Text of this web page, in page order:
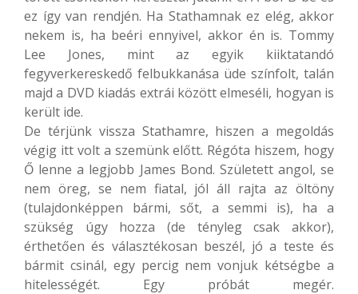
ez így van rendjén. Ha Stathamnak ez elég, akkor
nekem is, ha beéri ennyivel, akkor én is. Tommy
Lee Jones, mint az egyik kiiktatandó
fegyverkereskedő felbukkanása üde színfolt, talán
majd a DVD kiadás extrái között elmeséli, hogyan is
került ide.
De térjünk vissza Stathamre, hiszen a megoldás
végig itt volt a szemünk előtt. Régóta hiszem, hogy
Ő lenne a legjobb James Bond. Született angol, se
nem öreg, se nem fiatal, jól áll rajta az öltöny
(tulajdonképpen bármi, sőt, a semmi is), ha a
szükség úgy hozza (de tényleg csak akkor),
érthetően és választékosan beszél, jó a teste és
bármit csinál, egy percig nem vonjuk kétségbe a
hitelességét. Egy próbát megér.